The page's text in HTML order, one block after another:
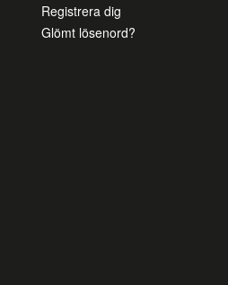
Registrera dig
Glömt lösenord?